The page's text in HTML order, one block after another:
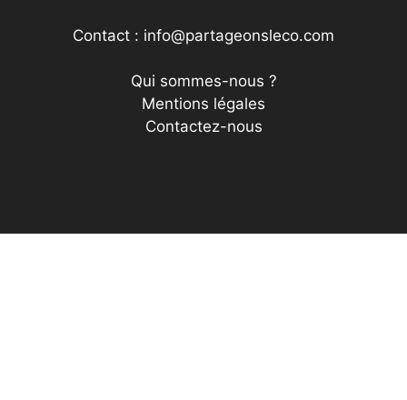
Contact : info@partageonsleco.com
Qui sommes-nous ?
Mentions légales
Contactez-nous